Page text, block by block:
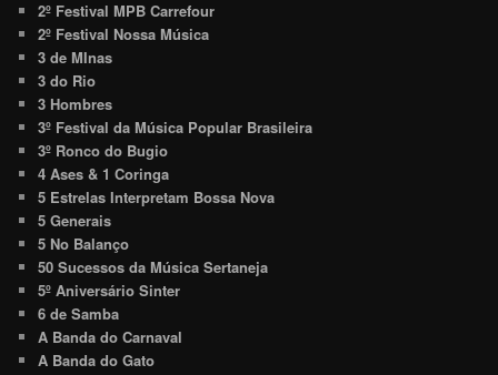
2º Festival MPB Carrefour
2º Festival Nossa Música
3 de MInas
3 do Rio
3 Hombres
3º Festival da Música Popular Brasileira
3º Ronco do Bugio
4 Ases & 1 Coringa
5 Estrelas Interpretam Bossa Nova
5 Generais
5 No Balanço
50 Sucessos da Música Sertaneja
5º Aniversário Sinter
6 de Samba
A Banda do Carnaval
A Banda do Gato